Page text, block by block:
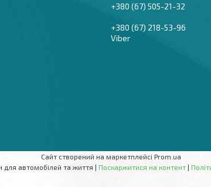
+380 (67) 505-21-32
+380 (67) 218-53-96
Viber
Сайт створений на маркетплейсі Prom.ua
AutoBaza - Товари для автомобілей та життя | Поскаржитися на контент |